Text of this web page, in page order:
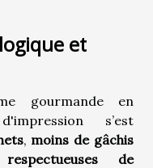
et
gourmande en
s’est
, moins de gâchis
de